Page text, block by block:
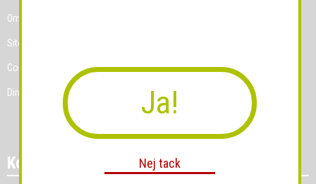
Om Grossist.se
Sitemap
Cookies
Dina Cookie-prefenser
Kontakt
Ja!
Nej tack